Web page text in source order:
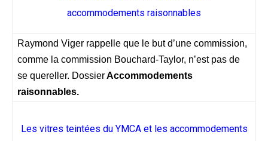
accommodements raisonnables
Raymond Viger rappelle que le but d’une commission,
comme la commission Bouchard-Taylor, n’est pas de
se quereller. DossierAccommodements
raisonnables.
Les vitres teintées du YMCA et les accommodements